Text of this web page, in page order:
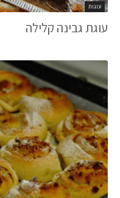
עוגות
עוגת גבינה קלילה